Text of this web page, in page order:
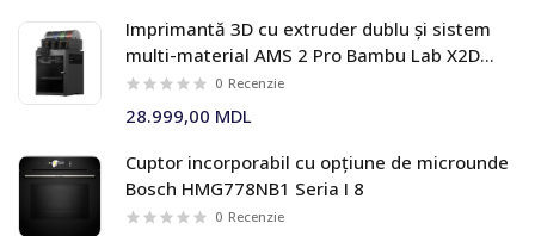
Imprimantă 3D cu extruder dublu și sistem
multi-material AMS 2 Pro Bambu Lab X2D
Combo
0 Recenzie
28.999,00 MDL
Cuptor incorporabil cu opțiune de microunde
Bosch HMG778NB1 Seria I 8
0 Recenzie